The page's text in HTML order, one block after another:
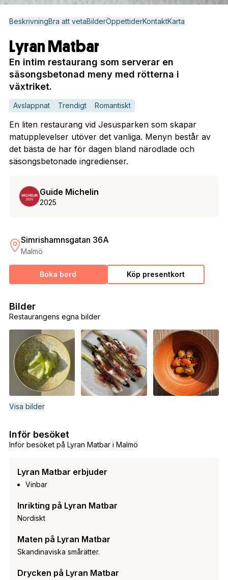
BeskrivningBra att vetaBilderÖppettiderKontaktKarta
Lyran Matbar
En intim restaurang som serverar en
säsongsbetonad meny med rötterna i
växtriket.
Avslappnat Trendigt Romantiskt
En liten restaurang vid Jesusparken som skapar
matupplevelser utöver det vanliga. Menyn består av
det bästa de har för dagen bland närodlade och
säsongsbetonade ingredienser.
Guide Michelin
2025
Simrishamnsgatan 36A
Malmö
Boka bord Köp presentkort
Restaurangens egna bilder
Bilder
Visa bilder
Inför besöket på Lyran Matbar i Malmö
Inför besöket
Lyran Matbar erbjuder
Vinbar
Inrikting på Lyran Matbar
Nordiskt
Maten på Lyran Matbar
Skandinaviska smårätter.
Drycken på Lyran Matbar